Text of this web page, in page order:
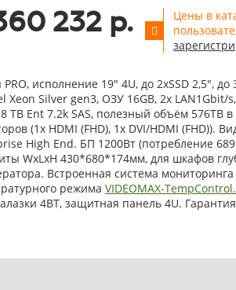
232 р.
Цены в
PRO, исполнение 19" 4U, до 2xSSD 2,5",
Xeon Silver gen3, ОЗУ 16GB, 2x LAN1Gbit/
TB Ent 7.2k SAS, полезный объём 576TB
(1x HDMI (FHD), 1x DVI/HDMI (FHD)).
High End. БП 1200Вт (потребление
WxLxH 430*680*174мм, для шкафов
Встроенная система мониторинга
режима VIDEOMAX-
4BT, защитная панель 4U.